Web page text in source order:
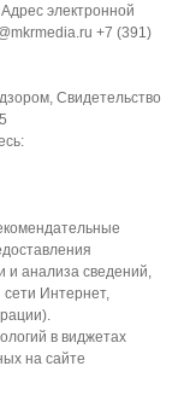
электронной
+7 (391)
Свидетельство
и анализа сведений,
Интернет,
в виджетах
на сайте